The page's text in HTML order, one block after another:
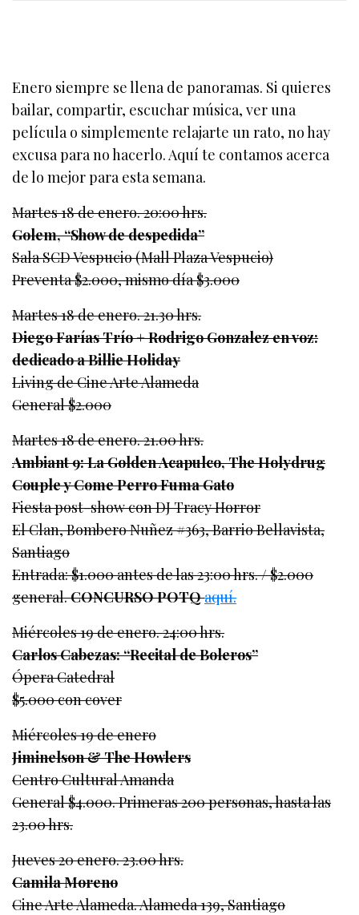
Enero siempre se llena de panoramas. Si quieres
bailar, compartir, escuchar música, ver una
película o simplemente relajarte un rato, no hay
excusa para no hacerlo. Aquí te contamos acerca
de lo mejor para esta semana.
Martes 18 de enero. 20:00 hrs.
Golem, “Show de despedida”
Sala SCD Vespucio (Mall Plaza Vespucio)
Preventa $2.000, mismo día $3.000
Martes 18 de enero. 21.30 hrs.
Diego Farías Trío + Rodrigo Gonzalez en voz:
dedicado a Billie Holiday
Living de Cine Arte Alameda
General $2.000
Martes 18 de enero. 21.00 hrs.
Ambiant 9: La Golden Acapulco, The Holydrug
Couple y Come Perro Fuma Gato
Fiesta post-show con DJ Tracy Horror
El Clan, Bombero Nuñez #363, Barrio Bellavista,
Santiago
Entrada: $1.000 antes de las 23:00 hrs. / $2.000
general.CONCURSO POTQaquí.
Miércoles 19 de enero. 24:00 hrs.
Carlos Cabezas: “Recital de Boleros”
Ópera Catedral
$5.000 con cover
Miércoles 19 de enero
Jiminelson & The Howlers
Centro Cultural Amanda
General $4.000. Primeras 200 personas, hasta las
23.00 hrs.
Jueves 20 enero. 23.00 hrs.
Camila Moreno
Cine Arte Alameda. Alameda 139, Santiago